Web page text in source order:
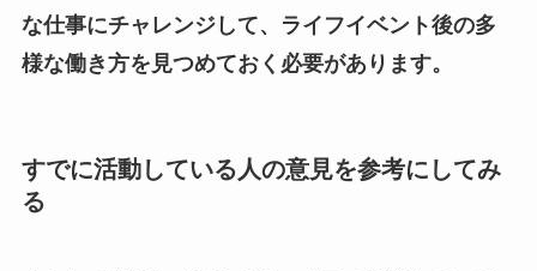
な仕事にチャレンジして、ライフイベント後の多
様な働き方を見つめておく必要があります。
すでに活動している人の意見を参考にしてみ
る